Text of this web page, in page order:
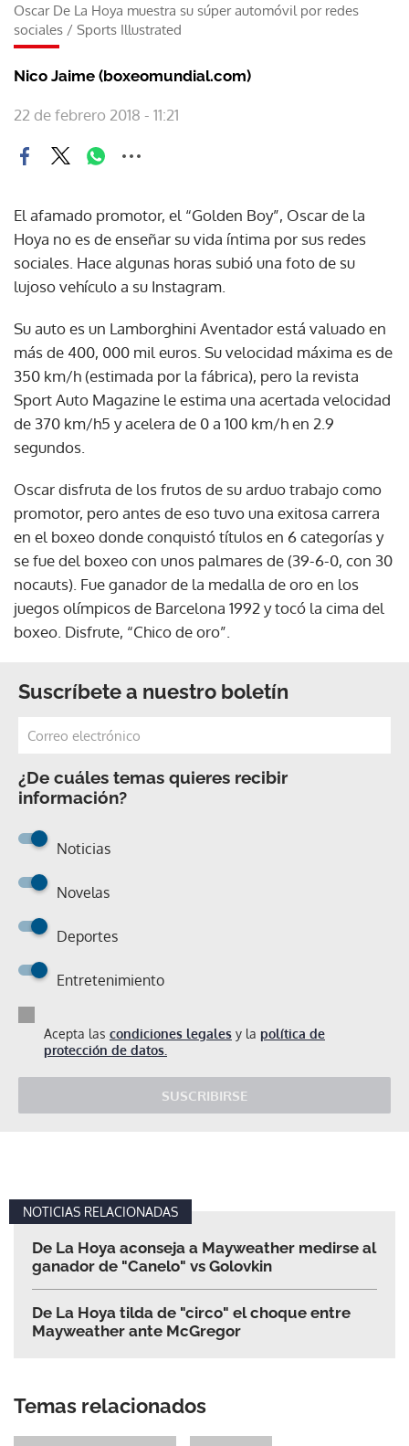
Oscar De La Hoya muestra su súper automóvil por redes
sociales / Sports Illustrated
Nico Jaime (boxeomundial.com)
22 de febrero 2018 - 11:21
El afamado promotor, el “Golden Boy”, Oscar de la
Hoya no es de enseñar su vida íntima por sus redes
sociales. Hace algunas horas subió una foto de su
lujoso vehículo a su Instagram.
Su auto es un Lamborghini Aventador está valuado en
más de 400, 000 mil euros. Su velocidad máxima es de
350 km/h (estimada por la fábrica), pero la revista
Sport Auto Magazine le estima una acertada velocidad
de 370 km/h5 y acelera de 0 a 100 km/h en 2.9
segundos.
Oscar disfruta de los frutos de su arduo trabajo como
promotor, pero antes de eso tuvo una exitosa carrera
en el boxeo donde conquistó títulos en 6 categorías y
se fue del boxeo con unos palmares de (39-6-0, con 30
nocauts). Fue ganador de la medalla de oro en los
juegos olímpicos de Barcelona 1992 y tocó la cima del
boxeo. Disfrute, “Chico de oro”.
Suscríbete a nuestro boletín
¿De cuáles temas quieres recibir
información?
Noticias
Novelas
Deportes
Entretenimiento
Acepta las condiciones legales y la política de
protección de datos.
SUSCRIBIRSE
NOTICIAS RELACIONADAS
De La Hoya aconseja a Mayweather medirse al
ganador de "Canelo" vs Golovkin
De La Hoya tilda de "circo" el choque entre
Mayweather ante McGregor
Temas relacionados